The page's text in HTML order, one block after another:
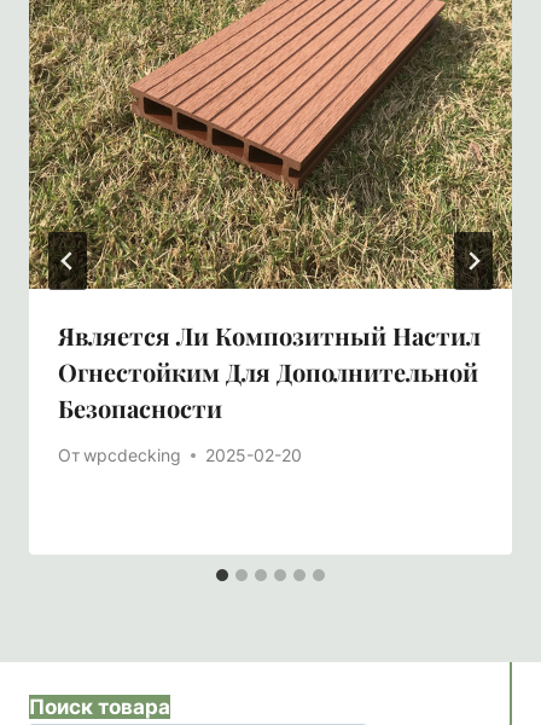
Является Ли Композитный Настил
Огнестойким Для Дополнительной
Безопасности
Отwpcdecking 2025-02-20
Поиск товара